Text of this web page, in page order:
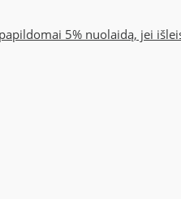
5% nuolaidą, jei